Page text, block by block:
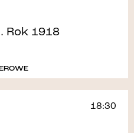
Rok 1918
18:30